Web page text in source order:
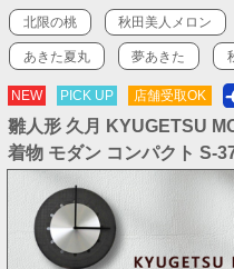
北限の桃 秋田美人メロン
あきた夏丸 夢あきた
NEW PICK UP 店舗受取OK
雛人形 久月 KYUGETSU
着物 モダン コンパクト S-